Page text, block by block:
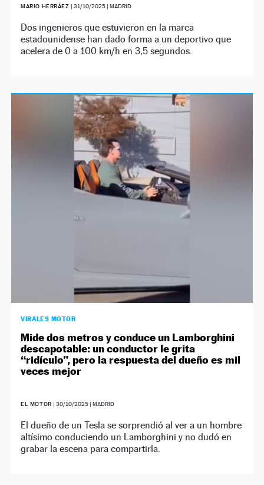
MARIO HERRÁEZ | 31/10/2025| MADRID
Dos ingenieros que estuvieron en la marca
estadounidense han dado forma a un deportivo que
acelera de 0 a 100 km/h en 3,5 segundos.
VIRALES MOTOR
Mide dos metros y conduce un Lamborghini
descapotable: un conductor le grita
“ridículo”, pero la respuesta del dueño es mil
veces mejor
EL MOTOR | 30/10/2025| MADRID
El dueño de un Tesla se sorprendió al ver a un hombre
altísimo conduciendo un Lamborghini y no dudó en
grabar la escena para compartirla.